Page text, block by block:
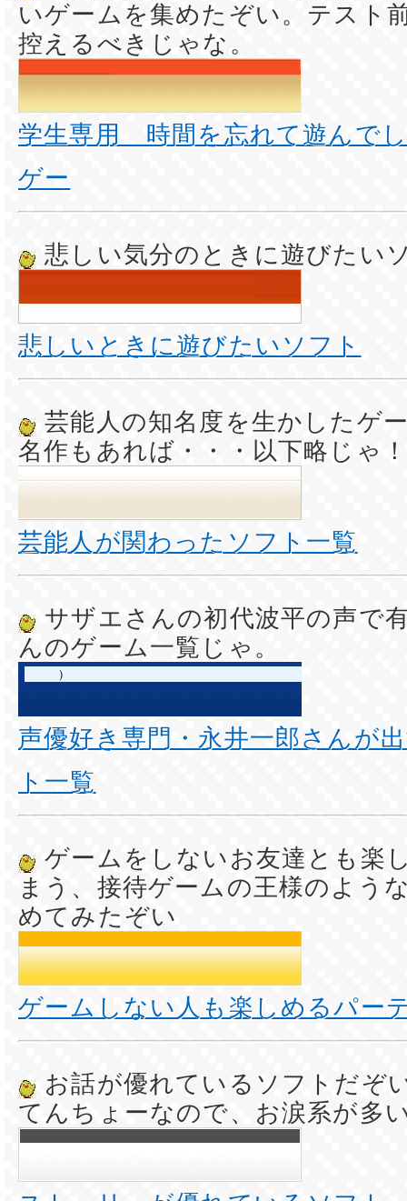
いゲームを集めたぞい。テスト
控えるべきじゃな。
学生専用 時間を忘れて遊んで
ゲー
悲しい気分のときに遊びたい
悲しいときに遊びたいソフト
芸能人の知名度を生かしたゲ
名作もあれば・・・以下略じゃ！
芸能人が関わったソフト一覧
サザエさんの初代波平の声で
んのゲーム一覧じゃ。
声優好き専門・永井一郎さんが
ト一覧
ゲームをしないお友達とも楽
まう、接待ゲームの王様のよう
めてみたぞい
ゲームしない人も楽しめるパー
お話が優れているソフトだぞ
てんちょーなので、お涙系が多